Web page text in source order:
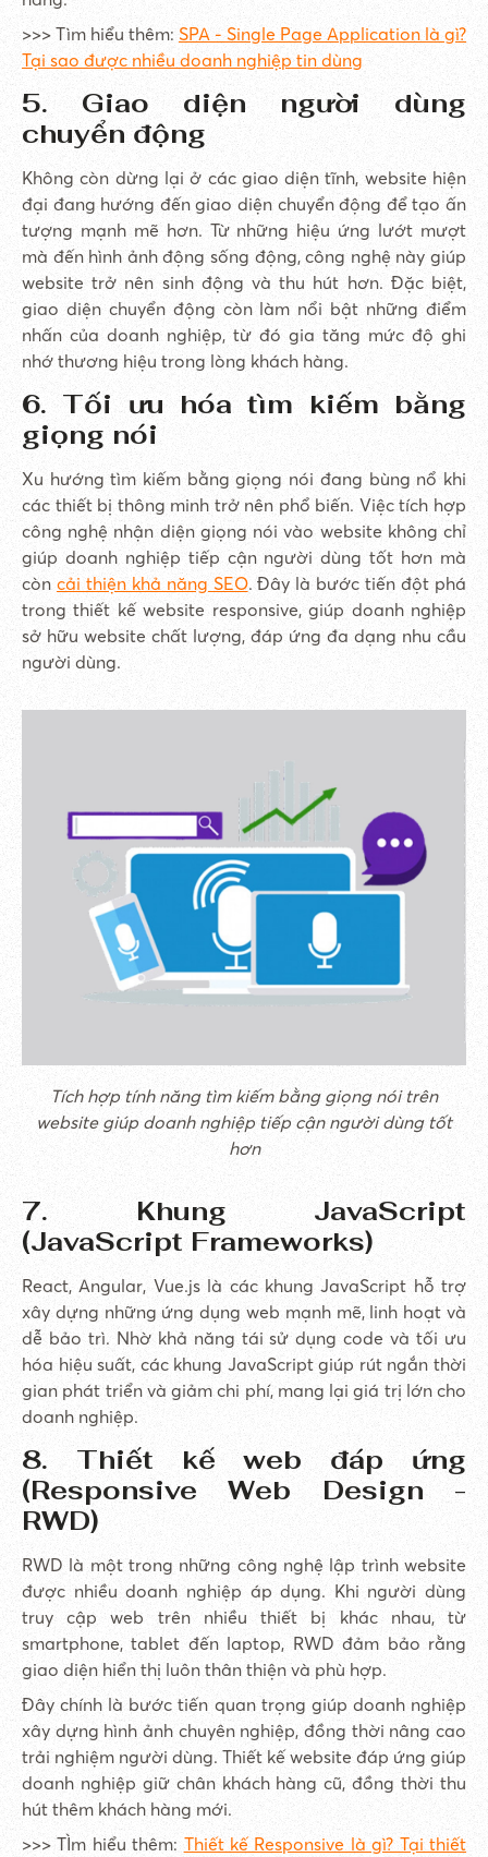
>>> Tìm hiểu thêm: SPA - Single Page Application là gì?
Tại sao được nhiều doanh nghiệp tin dùng
5. Giao diện người dùng
chuyển động
Không còn dừng lại ở các giao diện tĩnh, website hiện
đại đang hướng đến giao diện chuyển động để tạo ấn
tượng mạnh mẽ hơn. Từ những hiệu ứng lướt mượt
mà đến hình ảnh động sống động, công nghệ này giúp
website trở nên sinh động và thu hút hơn. Đặc biệt,
giao diện chuyển động còn làm nổi bật những điểm
nhấn của doanh nghiệp, từ đó gia tăng mức độ ghi
nhớ thương hiệu trong lòng khách hàng.
6. Tối ưu hóa tìm kiếm bằng
giọng nói
Xu hướng tìm kiếm bằng giọng nói đang bùng nổ khi
các thiết bị thông minh trở nên phổ biến. Việc tích hợp
công nghệ nhận diện giọng nói vào website không chỉ
giúp doanh nghiệp tiếp cận người dùng tốt hơn mà
còn cải thiện khả năng SEO. Đây là bước tiến đột phá
trong thiết kế website responsive, giúp doanh nghiệp
sở hữu website chất lượng, đáp ứng đa dạng nhu cầu
người dùng.
Tích hợp tính năng tìm kiếm bằng giọng nói trên
website giúp doanh nghiệp tiếp cận người dùng tốt
hơn
7. Khung JavaScript
(JavaScript Frameworks)
React, Angular, Vue.js là các khung JavaScript hỗ trợ
xây dựng những ứng dụng web mạnh mẽ, linh hoạt và
dễ bảo trì. Nhờ khả năng tái sử dụng code và tối ưu
hóa hiệu suất, các khung JavaScript giúp rút ngắn thời
gian phát triển và giảm chi phí, mang lại giá trị lớn cho
doanh nghiệp.
8. Thiết kế web đáp ứng
(Responsive Web Design -
RWD)
RWD là một trong những công nghệ lập trình website
được nhiều doanh nghiệp áp dụng. Khi người dùng
truy cập web trên nhiều thiết bị khác nhau, từ
smartphone, tablet đến laptop, RWD đảm bảo rằng
giao diện hiển thị luôn thân thiện và phù hợp.
Đây chính là bước tiến quan trọng giúp doanh nghiệp
xây dựng hình ảnh chuyên nghiệp, đồng thời nâng cao
trải nghiệm người dùng. Thiết kế website đáp ứng giúp
doanh nghiệp giữ chân khách hàng cũ, đồng thời thu
hút thêm khách hàng mới.
>>> TÌm hiểu thêm: Thiết kế Responsive là gì? Tại thiết